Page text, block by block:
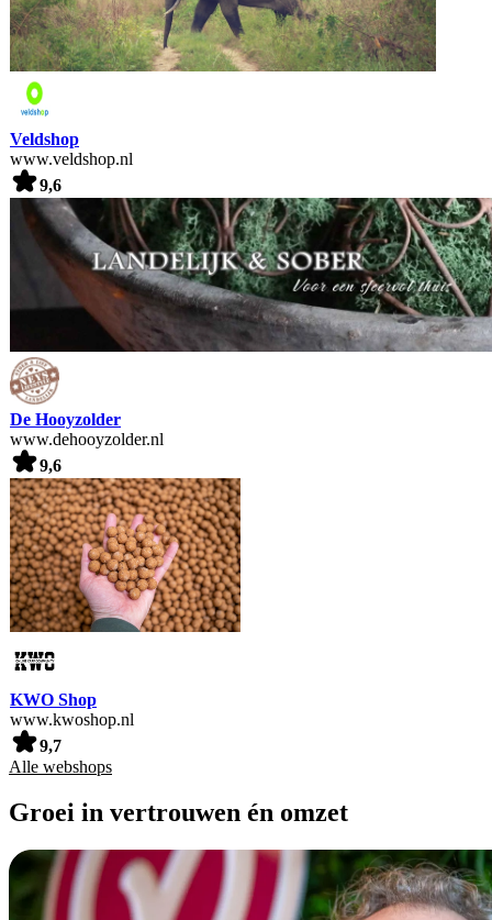
Veldshop
www.veldshop.nl
9,6
De Hooyzolder
www.dehooyzolder.nl
9,6
KWO Shop
www.kwoshop.nl
9,7
Alle webshops
Groei in vertrouwen én omzet